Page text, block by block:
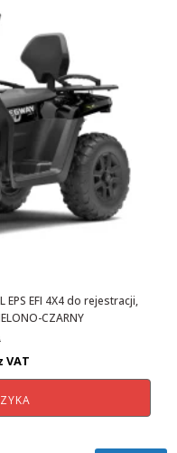
EPS EFI 4X4 do rejestracji,
CZARNY
VAT